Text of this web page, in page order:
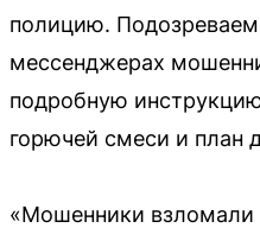
полицию.
мессенджерах
подробную
горючей смеси и план
«Мошенники взломали